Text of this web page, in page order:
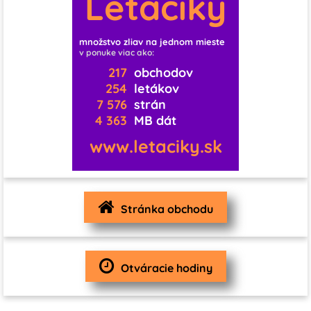
0 0
0
1
0 0 0
1 0 0
0 0 0
množstvo zliav na jednom mieste
v ponuke viac ako:
217 obchodov
254 letákov
7 576 strán
4 363 MB dát
www.letaciky.sk
Stránka obchodu
Otváracie hodiny